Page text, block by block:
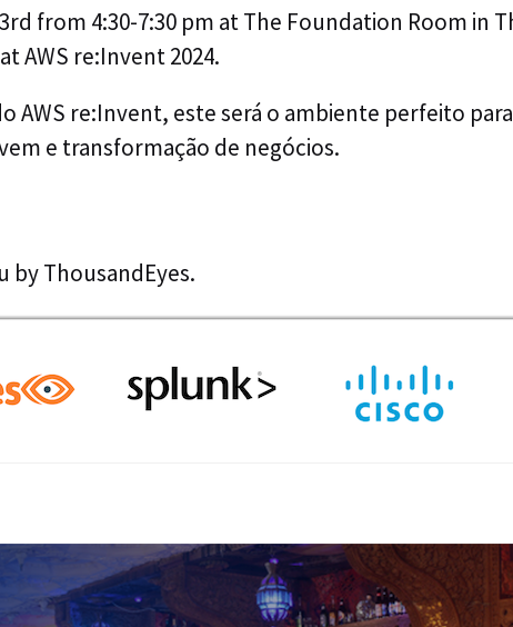
from 4:30-7:30 pm at The Foundation Room in
AWS re:Invent 2024.
AWS re:Invent, este será o ambiente perfeito
e transformação de negócios.
by ThousandEyes.